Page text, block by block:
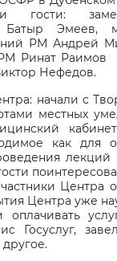
в
гости:
Батыр Эмеев,
РМ Андрей
РМ Ринат Раимов
Нефедов.
начали с
местных
как для
лекций
Центра
Центра уже
оплачивать
Госуслуг,